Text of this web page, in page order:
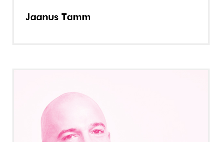
Jaanus Tamm